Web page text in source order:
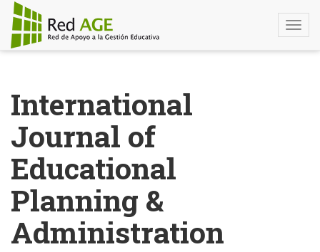
contenido
principal
International
Journal of
Educational
Planning &
Administration